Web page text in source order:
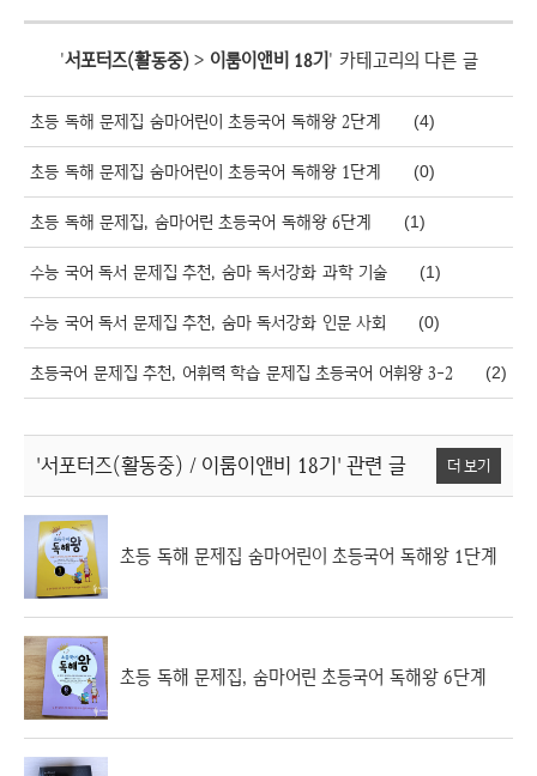
'서포터즈(활동중)> 이룸이앤비 18기' 카테고리의 다른 글
초등 독해 문제집 숨마어린이 초등국어 독해왕 2단계 (4)
초등 독해 문제집 숨마어린이 초등국어 독해왕 1단계 (0)
초등 독해 문제집, 숨마어린 초등국어 독해왕 6단계 (1)
수능 국어 독서 문제집 추천, 숨마 독서강화 과학 기술 (1)
수능 국어 독서 문제집 추천, 숨마 독서강화 인문 사회 (0)
초등국어 문제집 추천, 어휘력 학습 문제집 초등국어 어휘왕 3-2 (2)
'서포터즈(활동중) / 이룸이앤비 18기' 관련 글 더 보기
초등 독해 문제집 숨마어린이 초등국어 독해왕 1단계
초등 독해 문제집, 숨마어린 초등국어 독해왕 6단계